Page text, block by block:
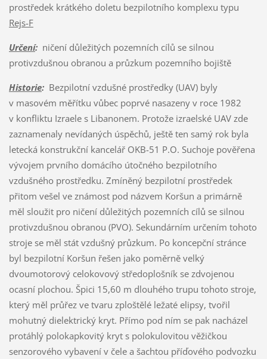
prostředek krátkého doletu bezpilotního komplexu typu
Rejs-F
Určení:ničení důležitých pozemních cílů se silnou
protivzdušnou obranou a průzkum pozemního bojiště
Historie:Bezpilotní vzdušné prostředky (UAV) byly
v masovém měřítku vůbec poprvé nasazeny v roce 1982
v konfliktu Izraele s Libanonem. Protože izraelské UAV zde
zaznamenaly nevídaných úspěchů, ještě ten samý rok byla
letecká konstrukční kancelář OKB-51 P.O. Suchoje pověřena
vývojem prvního domácího útočného bezpilotního
vzdušného prostředku. Zmíněný bezpilotní prostředek
přitom vešel ve známost pod názvem Koršun a primárně
měl sloužit pro ničení důležitých pozemních cílů se silnou
protivzdušnou obranou (PVO). Sekundárním určením tohoto
stroje se měl stát vzdušný průzkum. Po koncepční stránce
byl bezpilotní Koršun řešen jako poměrně velký
dvoumotorový celokovový středoplošník se zdvojenou
ocasní plochou. Špici 15,60 m dlouhého trupu tohoto stroje,
který měl průřez ve tvaru zploštělé ležaté elipsy, tvořil
mohutný dielektrický kryt. Přímo pod ním se pak nacházel
protáhlý polokapkovitý kryt s polokulovitou věžičkou
senzorového vybavení v čele a šachtou příďového podvozku